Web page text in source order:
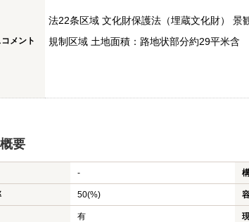
メント
法22条区域 文化財保護法（埋蔵文化財）
規制区域 土地面積：路地状部分約29平米含
要
-
50(%)
有